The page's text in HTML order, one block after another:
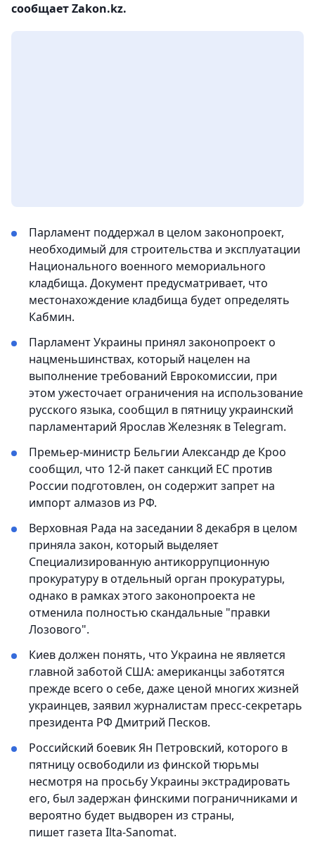
сообщает Zakon.kz.
Парламент поддержал в целом законопроект,
необходимый для строительства и эксплуатации
Национального военного мемориального
кладбища. Документ предусматривает, что
местонахождение кладбища будет определять
Кабмин.
Парламент Украины принял законопроект о
нацменьшинствах, который нацелен на
выполнение требований Еврокомиссии, при
этом ужесточает ограничения на использование
русского языка, сообщил в пятницу украинский
парламентарий Ярослав Железняк в Telegram.
Премьер-министр Бельгии Александр де Кроо
сообщил, что 12-й пакет санкций ЕС против
России подготовлен, он содержит запрет на
импорт алмазов из РФ.
Верховная Рада на заседании 8 декабря в целом
приняла закон, который выделяет
Специализированную антикоррупционную
прокуратуру в отдельный орган прокуратуры,
однако в рамках этого законопроекта не
отменила полностью скандальные "правки
Лозового".
Киев должен понять, что Украина не является
главной заботой США: американцы заботятся
прежде всего о себе, даже ценой многих жизней
украинцев, заявил журналистам пресс-секретарь
президента РФ Дмитрий Песков.
Российский боевик Ян Петровский, которого в
пятницу освободили из финской тюрьмы
несмотря на просьбу Украины экстрадировать
его, был задержан финскими пограничниками и
вероятно будет выдворен из страны,
пишет газета Ilta-Sanomat.